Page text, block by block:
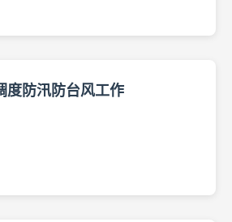
度防汛防台风工作